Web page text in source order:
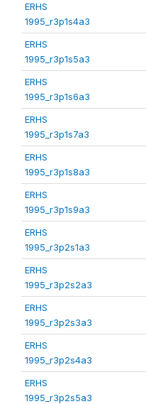
ERHS
1995_r3p1s4a3
ERHS
1995_r3p1s5a3
ERHS
1995_r3p1s6a3
ERHS
1995_r3p1s7a3
ERHS
1995_r3p1s8a3
ERHS
1995_r3p1s9a3
ERHS
1995_r3p2s1a3
ERHS
1995_r3p2s2a3
ERHS
1995_r3p2s3a3
ERHS
1995_r3p2s4a3
ERHS
1995_r3p2s5a3